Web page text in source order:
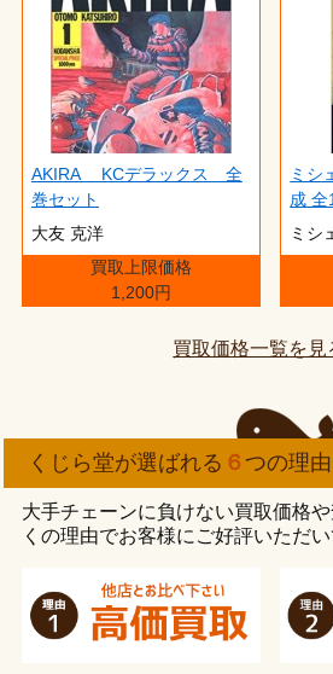
AKIRA KCデラックス 全
巻セット
大友 克洋
買取上限価格
1,200円
ミシ
成 全
ミシ
買取価格一覧を見
くじら堂が選ばれる ６つの理由
大手チェーンに負けない買取価格
くの理由でお客様にご好評いただい